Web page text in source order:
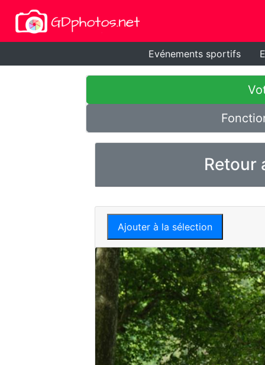
Evénements sportifs
Retour
Ajouter à la sélection